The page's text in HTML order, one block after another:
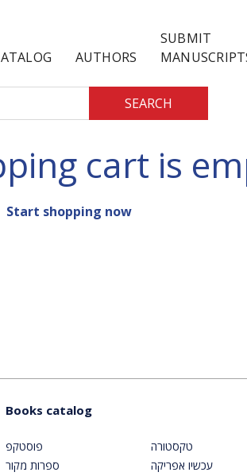
AUTHORS
SUBMIT
SEARCH
cart is
Start shopping now
Books catalog
פוסטקפ
ספרות מקור
טקסטורה
עכשיו אפריקה